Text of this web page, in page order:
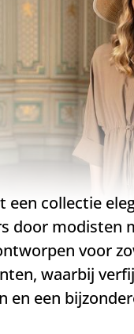
een collectie
door modisten
voor
waarbij
en een